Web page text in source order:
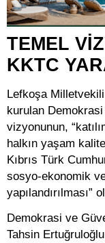
TEMEL
KKTC
Lefkoşa
kurulan
vizyonunun,
halkın yaşam
Kıbrıs Türk
sosyo-ekonomik
yapılandırılması”
Demokrasi ve
Tahsin